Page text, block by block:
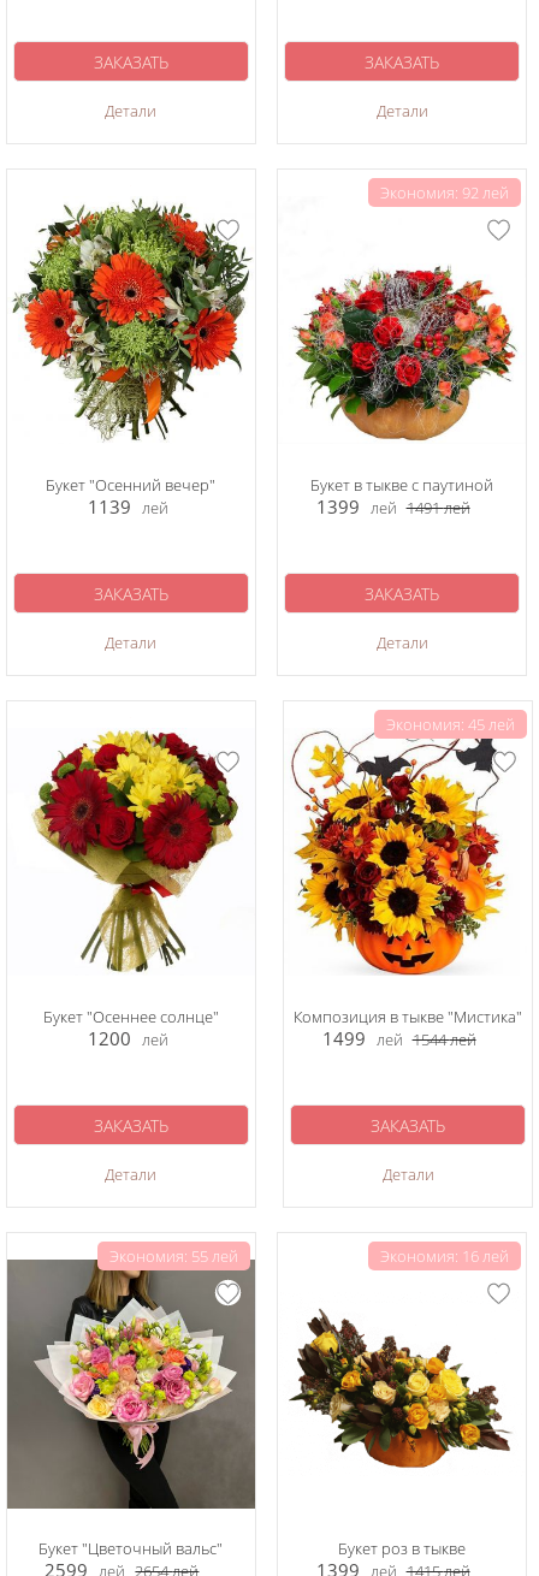
Детали
ЗАКАЗАТЬ
Детали
ЗАКАЗАТЬ
Букет "Осенний вечер"
1139 лей
Детали
ЗАКАЗАТЬ
Экономия: 92 лей
Букет в тыкве с паутиной
1399 лей 1491лей
Детали
ЗАКАЗАТЬ
Букет "Осеннее солнце"
1200 лей
Детали
ЗАКАЗАТЬ
Экономия: 45 лей
Композиция в тыкве "Мистика"
1499 лей 1544лей
Детали
ЗАКАЗАТЬ
Экономия: 55 лей
Букет "Цветочный вальс"
2599 лей 2654лей
Экономия: 16 лей
Букет роз в тыкве
1399 лей 1415лей